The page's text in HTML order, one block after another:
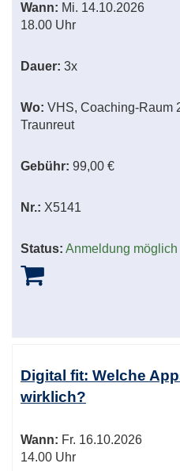
Wann: Mi. 14.10.2026
18.00 Uhr
Dauer: 3x
Wo: VHS, Coaching-Raum
Traunreut
Gebühr: 99,00 €
Nr.: X5141
Status: Anmeldung möglich
Digital fit: Welche
wirklich?
Wann: Fr. 16.10.2026
14.00 Uhr